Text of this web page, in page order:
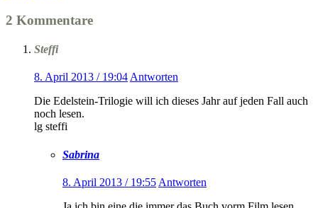
2 Kommentare
Steffi
8. April 2013 / 19:04Antworten
Die Edelstein-Trilogie will ich dieses Jahr auf jeden Fall auch
noch lesen.
lg steffi
Sabrina
8. April 2013 / 19:55 Antworten